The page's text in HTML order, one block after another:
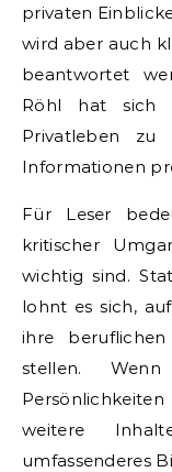
privaten
wird aber auch
beantwortet
Röhl hat sich
Privatleben zu
Informationen
Für Leser
kritischer
wichtig sind.
lohnt es sich,
ihre
stellen.
weitere
umfassenderes